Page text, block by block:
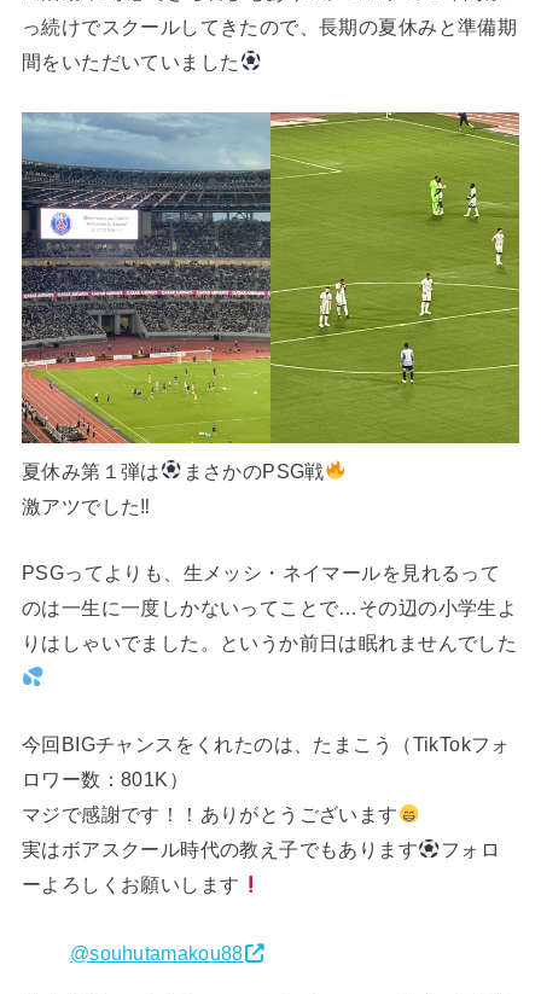
っ続けでスクールしてきたので、長期の夏休みと準備期
間をいただいていました
夏休み第１弾は
まさかのPSG戦
激アツでした‼︎
PSGってよりも、生メッシ・ネイマールを見れるって
のは一生に一度しかないってことで…その辺の小学生よ
りはしゃいでました。というか前日は眠れませんでした
今回BIGチャンスをくれたのは、たまこう（TikTokフォ
ロワー数：801K）
マジで感謝です！！ありがとうございます
実はボアスクール時代の教え子でもあります
フォロ
ーよろしくお願いします
@souhutamakou88